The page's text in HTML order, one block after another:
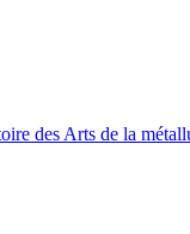
des Arts de la